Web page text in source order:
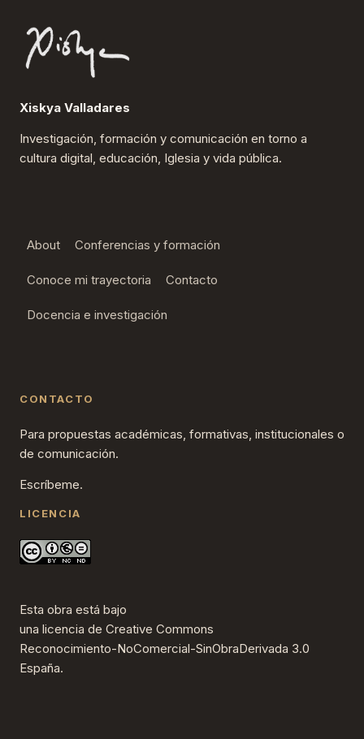
Xiskya Valladares
Investigación, formación y comunicación en torno a
cultura digital, educación, Iglesia y vida pública.
About Conferencias y formación
Conoce mi trayectoria Contacto
Docencia e investigación
CONTACTO
Para propuestas académicas, formativas, institucionales o
de comunicación.
Escríbeme.
LICENCIA
Esta obra está bajo
una licencia de Creative Commons
Reconocimiento-NoComercial-SinObraDerivada 3.0
España.